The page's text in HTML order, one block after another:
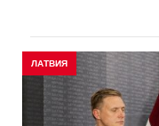
ЛАТВИЯ